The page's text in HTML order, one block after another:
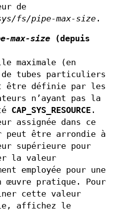
de
fs/pipe-max-size.
max-size (depuis
maximale (en
tubes particuliers
être définie par les
n’ayant pas la
CAP_SYS_RESOURCE.
assignée dans ce
être arrondie à
supérieure pour
la valeur
employée pour une
œuvre pratique. Pour
cette valeur
affichez le